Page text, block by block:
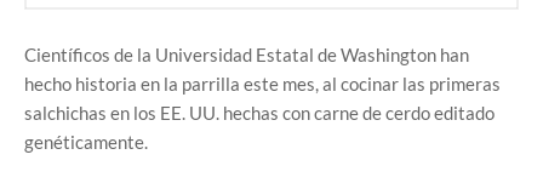
Científicos de la Universidad Estatal de Washington han
hecho historia en la parrilla este mes, al cocinar las primeras
salchichas en los EE. UU. hechas con carne de cerdo editado
genéticamente.